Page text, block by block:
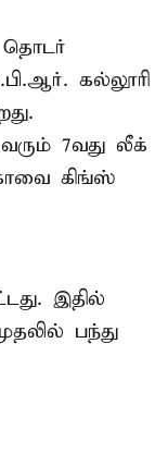
தொடர்
கல்லூரி
7வது லீக்
கிங்ஸ்
இதில்
பந்து